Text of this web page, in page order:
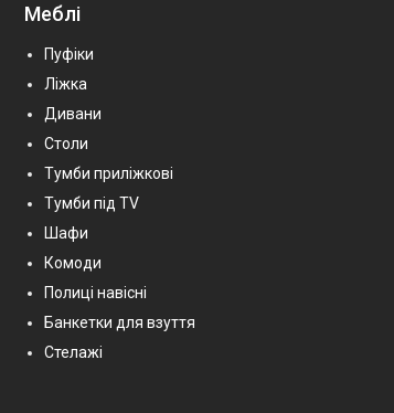
Меблі
Пуфіки
Ліжка
Дивани
Столи
Тумби приліжкові
Тумби під TV
Шафи
Комоди
Полиці навісні
Банкетки для взуття
Стелажі